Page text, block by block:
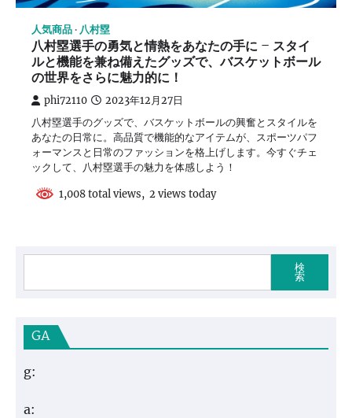
人気商品 八村塁
八村塁選手の勇気と情熱をあなたの手に – スタイ
ルと機能を兼ね備えたグッズで、バスケットボール
の世界をさらに魅力的に！
phi72110 2023年12月27日
八村塁選手のグッズで、バスケットボールの興奮とスタイルを
あなたの日常に。高品質で機能的なアイテムが、スポーツパフ
ォーマンスと日常のファッションを格上げします。今すぐチェ
ックして、八村塁選手の魅力を体感しよう！
1,008 total views, 2 views today
検
索
GA
g:
a: